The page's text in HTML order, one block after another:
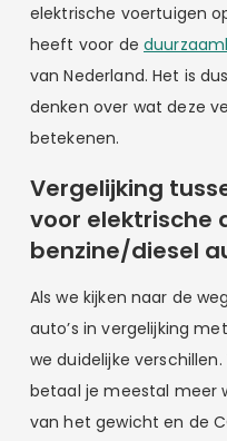
elektrische voertuigen
heeft voor de
van Nederland. Het is
denken over wat deze
betekenen.
Vergelijking
voor elektrische
benzine/diesel
Als we kijken naar de
auto’s in vergelijking
we duidelijke
betaal je meestal meer
van het gewicht en de